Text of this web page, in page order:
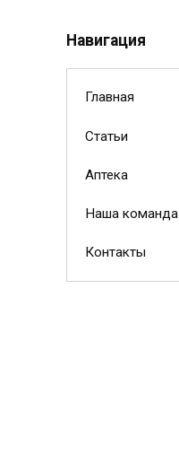
Навигация
Главная
Статьи
Аптека
Наша команда
Контакты